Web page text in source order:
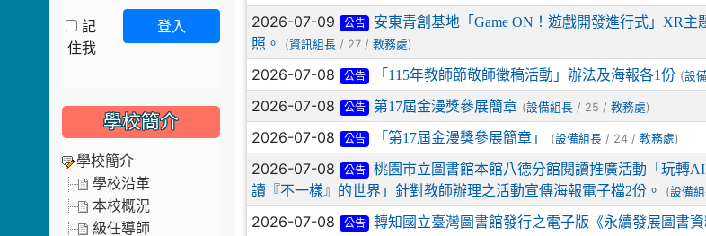
2026-07-09 公告
安東青創基地「Game ON！遊戲開發進行式」XR
照。
(資訊組長/ 27 / 教務處)
2026-07-08 公告 「115年教師節敬師徵稿活動」辦法及海報各1份 (設
2026-07-08 公告 第17屆金漫獎參展簡章 (設備組長 / 25 /教務處)
2026-07-08 公告 「第17屆金漫獎參展簡章」 (設備組長 / 24 /教務處)
2026-07-08 公告
桃園市立圖書館本館八德分館閱讀推廣活動「玩轉
讀『不一樣』的世界」針對教師辦理之活動宣傳海報電子檔2份。
(設備
2026-07-08 公告 轉知國立臺灣圖書館發行之電子版《永續發展圖書
記
住我
登入
學校簡介
學校簡介
學校沿革
本校概況
級任導師